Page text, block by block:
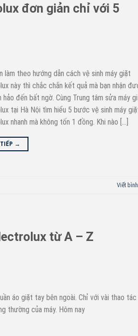
đơn giản chỉ với 5
làm theo hướng dẫn cách vệ sinh máy giặt
này thì chắc chắn kết quả mà bạn nhận
hảo đến bất ngờ. Cùng Trung tâm sửa máy
tại Hà Nội tìm hiểu 5 bước vệ sinh máy
nhanh mà không tốn 1 đồng. Khi nào […]
→
Viết
từ A – Z
áo giặt tay bên ngoài. Chỉ với vài thao tác
thường của máy. Hôm nay